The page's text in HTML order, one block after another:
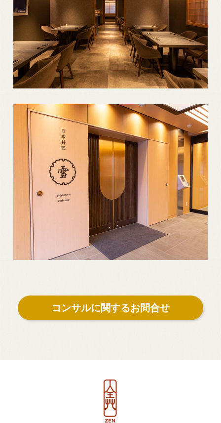
コンサルに関するお問合せ